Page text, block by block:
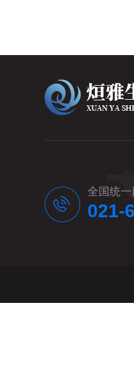
全国统
021-